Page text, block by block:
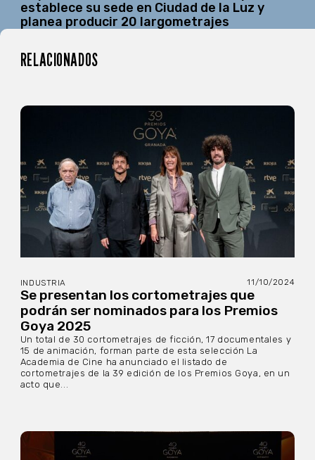
establece su sede en Ciudad de la Luz y
planea producir 20 largometrajes
RELACIONADOS
INDUSTRIA 11/10/2024
Se presentan los cortometrajes que
podrán ser nominados para los Premios
Goya 2025
Un total de 30 cortometrajes de ficción, 17 documentales y
15 de animación, forman parte de esta selección La
Academia de Cine ha anunciado el listado de
cortometrajes de la 39 edición de los Premios Goya, en un
acto que...